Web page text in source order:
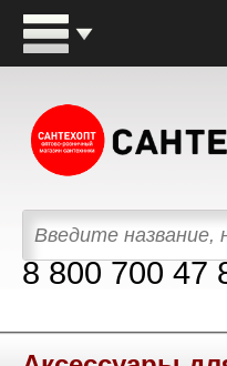
8 800 700 47